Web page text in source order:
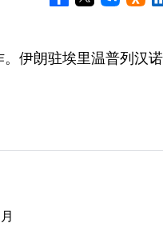
伊朗驻埃里温普列汉
月